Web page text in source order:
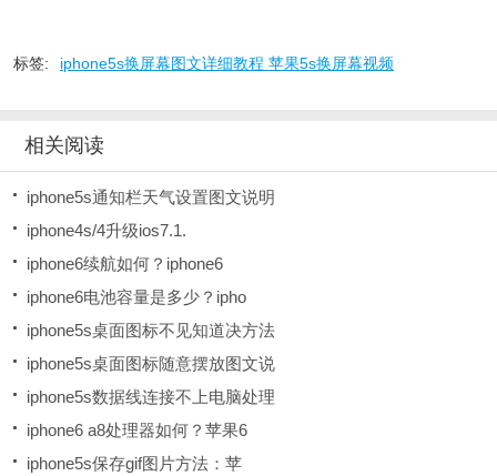
标签: iphone5s换屏幕图文详细教程 苹果5s换屏幕视频
相关阅读
iphone5s通知栏天气设置图文说明
iphone4s/4升级ios7.1.
iphone6续航如何？iphone6
iphone6电池容量是多少？ipho
iphone5s桌面图标不见知道决方法
iphone5s桌面图标随意摆放图文说
iphone5s数据线连接不上电脑处理
iphone6 a8处理器如何？苹果6
iphone5s保存gif图片方法：苹